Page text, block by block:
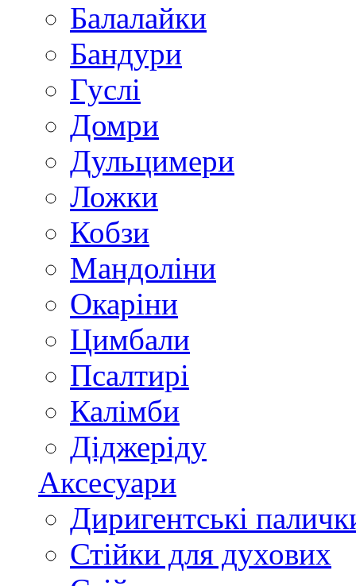
Балалайки
Бандури
Гуслі
Домри
Дульцимери
Ложки
Кобзи
Мандоліни
Окаріни
Цимбали
Псалтирі
Калімби
Діджеріду
Аксесуари
Диригентські
Стійки для духових